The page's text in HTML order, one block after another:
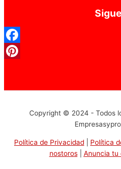
Copyright © 2024 - Todos
Política de Privacidad Política
nostoros| Anuncia tu